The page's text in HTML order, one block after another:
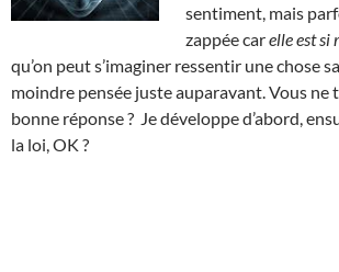
sentiment, mais
zappée carelle est si
qu’on peut s’imaginer ressentir une chose
moindre pensée juste auparavant. Vous ne
bonne réponse ? Je développe d’abord,
la loi, OK ?